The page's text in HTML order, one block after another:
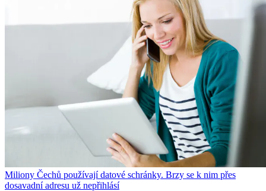
Miliony Čechů používají datové schránky. Brzy se k nim přes
dosavadní adresu už nepřihlásí